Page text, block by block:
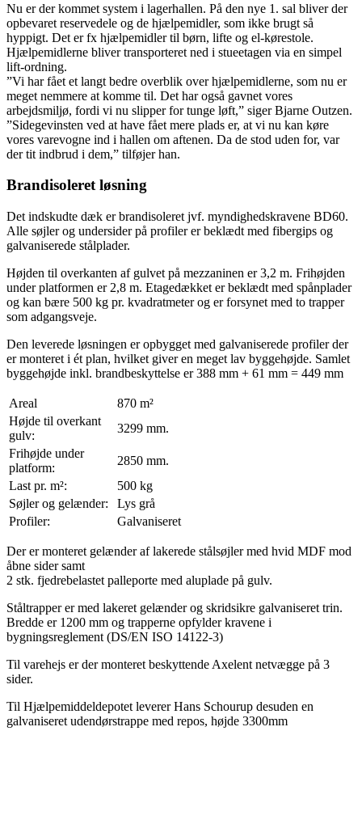
Nu er der kommet system i lagerhallen. På den nye 1. sal bliver der
opbevaret reservedele og de hjælpemidler, som ikke brugt så
hyppigt. Det er fx hjælpemidler til børn, lifte og el-kørestole.
Hjælpemidlerne bliver transporteret ned i stueetagen via en simpel
lift-ordning.
”Vi har fået et langt bedre overblik over hjælpemidlerne, som nu er
meget nemmere at komme til. Det har også gavnet vores
arbejdsmiljø, fordi vi nu slipper for tunge løft,” siger Bjarne Outzen.
”Sidegevinsten ved at have fået mere plads er, at vi nu kan køre
vores varevogne ind i hallen om aftenen. Da de stod uden for, var
der tit indbrud i dem,” tilføjer han.
Brandisoleret løsning
Det indskudte dæk er brandisoleret jvf. myndighedskravene BD60.
Alle søjler og undersider på profiler er beklædt med fibergips og
galvaniserede stålplader.
Højden til overkanten af gulvet på mezzaninen er 3,2 m. Frihøjden
under platformen er 2,8 m. Etagedækket er beklædt med spånplader
og kan bære 500 kg pr. kvadratmeter og er forsynet med to trapper
som adgangsveje.
Den leverede løsningen er opbygget med galvaniserede profiler der
er monteret i ét plan, hvilket giver en meget lav byggehøjde. Samlet
byggehøjde inkl. brandbeskyttelse er 388 mm + 61 mm = 449 mm
Areal
870 m²
Højde til overkant
gulv:
3299 mm.
Frihøjde under
platform:
2850 mm.
Last pr. m²:
500 kg
Søjler og gelænder:
Lys grå
Profiler:
Galvaniseret
Der er monteret gelænder af lakerede stålsøjler med hvid MDF mod
åbne sider samt
2 stk. fjedrebelastet palleporte med aluplade på gulv.
Ståltrapper er med lakeret gelænder og skridsikre galvaniseret trin.
Bredde er 1200 mm og trapperne opfylder kravene i
bygningsreglement (DS/EN ISO 14122-3)
Til varehejs er der monteret beskyttende Axelent netvægge på 3
sider.
Til Hjælpemiddeldepotet leverer Hans Schourup desuden en
galvaniseret udendørstrappe med repos, højde 3300mm